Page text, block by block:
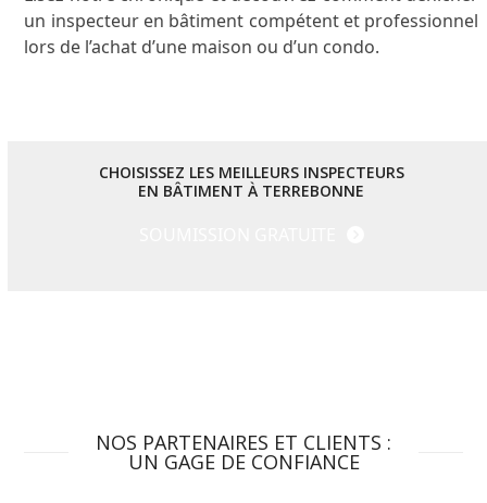
un inspecteur en bâtiment compétent et professionnel
lors de l’achat d’une maison ou d’un condo.
CHOISISSEZ LES MEILLEURS INSPECTEURS
EN BÂTIMENT À TERREBONNE
NOS PARTENAIRES ET CLIENTS :
UN GAGE DE CONFIANCE